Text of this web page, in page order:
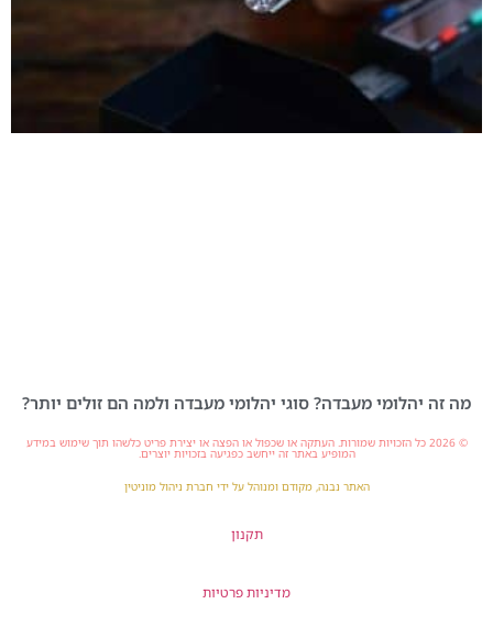
מה זה יהלומי מעבדה? סוגי יהלומי מעבדה ולמה הם זולים יותר?
© 2026 כל הזכויות שמורות. העתקה או שכפול או הפצה או יצירת פריט כלשהו תוך שימוש במידע
המופיע באתר זה ייחשב כפגיעה בזכויות יוצרים.
האתר נבנה, מקודם ומנוהל על ידי חברת ניהול מוניטין
תקנון
מדיניות פרטיות